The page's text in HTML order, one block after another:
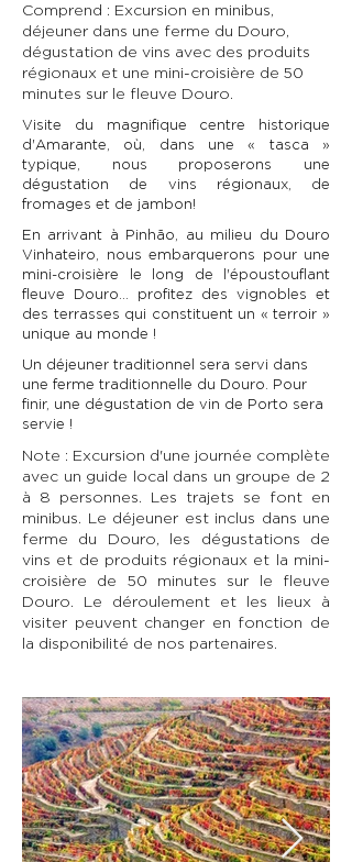
Comprend : Excursion en minibus,
déjeuner dans une ferme du Douro,
dégustation de vins avec des produits
régionaux et une mini-croisière de 50
minutes sur le fleuve Douro.
Visite du magnifique centre historique
d'Amarante, où, dans une « tasca »
typique, nous proposerons une
dégustation de vins régionaux, de
fromages et de jambon!
En arrivant à Pinhão, au milieu du Douro
Vinhateiro, nous embarquerons pour une
mini-croisière le long de l'époustouflant
fleuve Douro... profitez des vignobles et
des terrasses qui constituent un « terroir »
unique au monde !
Un déjeuner traditionnel sera servi dans
une ferme traditionnelle du Douro. Pour
finir, une dégustation de vin de Porto sera
servie !
Note : Excursion d'une journée complète
avec un guide local dans un groupe de 2
à 8 personnes. Les trajets se font en
minibus. Le déjeuner est inclus dans une
ferme du Douro, les dégustations de
vins et de produits régionaux et la mini-
croisière de 50 minutes sur le fleuve
Douro. Le déroulement et les lieux à
visiter peuvent changer en fonction de
la disponibilité de nos partenaires.